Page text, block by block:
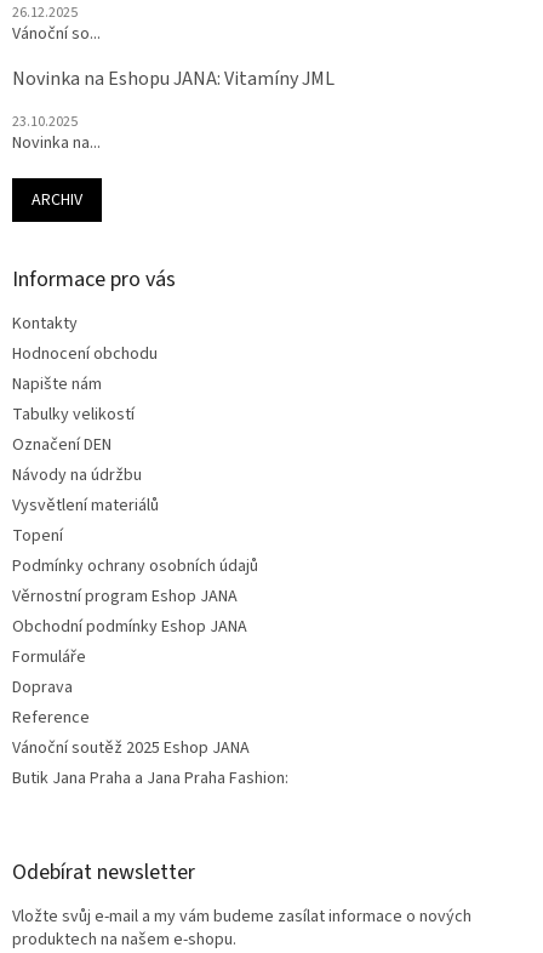
26.12.2025
Vánoční so...
Novinka na Eshopu JANA: Vitamíny JML
23.10.2025
Novinka na...
ARCHIV
Informace pro vás
Kontakty
Hodnocení obchodu
Napište nám
Tabulky velikostí
Označení DEN
Návody na údržbu
Vysvětlení materiálů
Topení
Podmínky ochrany osobních údajů
Věrnostní program Eshop JANA
Obchodní podmínky Eshop JANA
Formuláře
Doprava
Reference
Vánoční soutěž 2025 Eshop JANA
Butik Jana Praha a Jana Praha Fashion:
Odebírat newsletter
Vložte svůj e-mail a my vám budeme zasílat informace o nových
produktech na našem e-shopu.